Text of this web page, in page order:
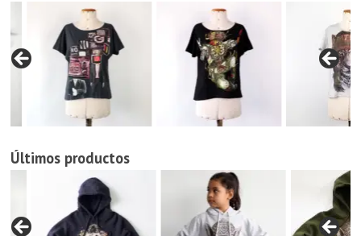
Últimos productos